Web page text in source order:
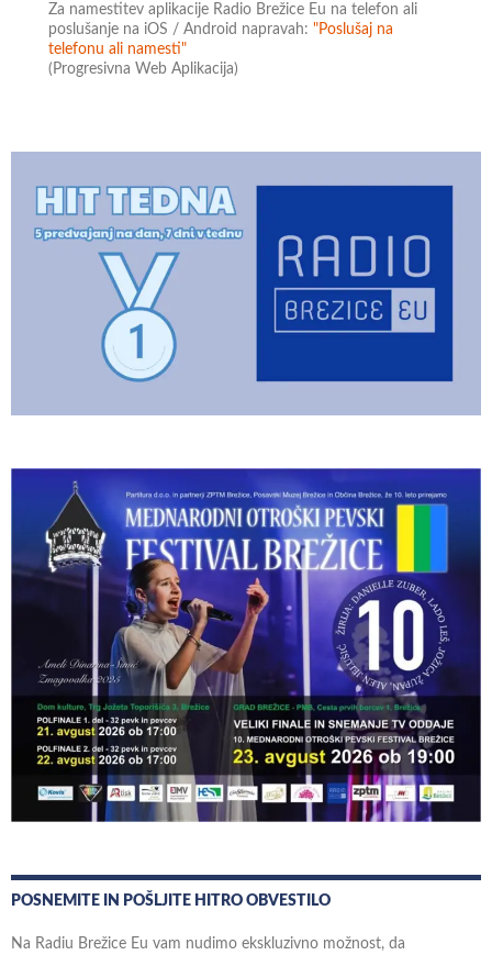
Za namestitev aplikacije Radio Brežice Eu na telefon ali
poslušanje na iOS / Android napravah:"Poslušaj na
telefonu ali namesti"
(Progresivna Web Aplikacija)
POSNEMITE IN POŠLJITE HITRO OBVESTILO
Na Radiu Brežice Eu vam nudimo ekskluzivno možnost, da